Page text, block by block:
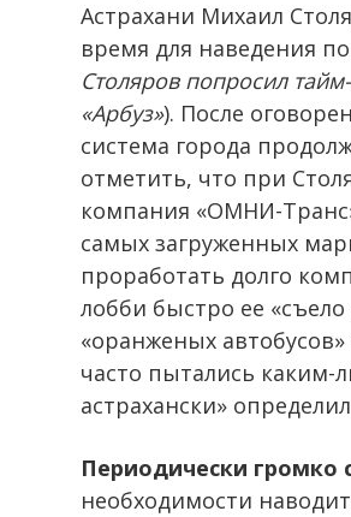
Астрахани Михаил
время для наведения
Столяров попросил
«Арбуз»). После
система города
отметить, что при
компания «ОМНИ-
самых загруженных
проработать долго
лобби быстро ее
«оранженых
часто пытались каким-
астрахански»
Периодически громко
необходимости